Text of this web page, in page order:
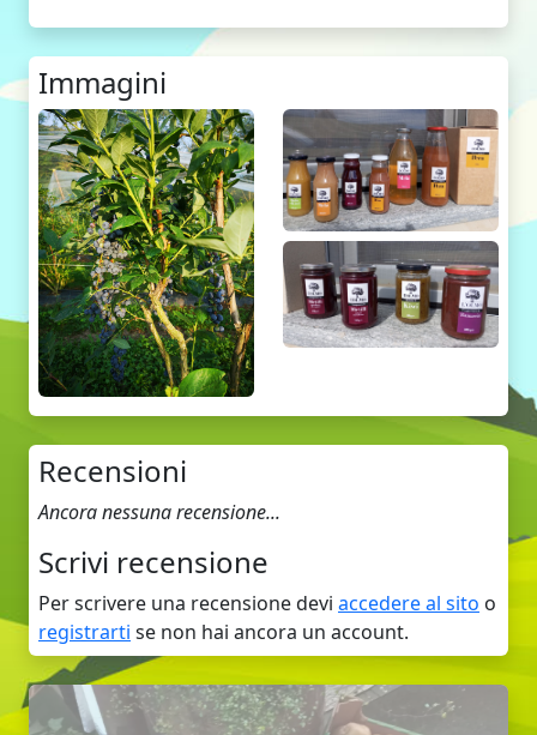
Immagini
Recensioni
Ancora nessuna recensione...
Scrivi recensione
Per scrivere una recensione devi accedere al sito o
registrarti se non hai ancora un account.